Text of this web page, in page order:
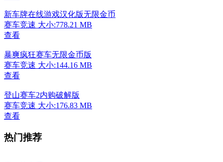
新车牌在线游戏汉化版无限金币
赛车竞速 大小:778.21 MB
查看
暴爽疯狂赛车无限金币版
赛车竞速 大小:144.16 MB
查看
登山赛车2内购破解版
赛车竞速 大小:176.83 MB
查看
热门推荐